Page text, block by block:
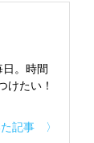
。時間
けたい！
記事 〉